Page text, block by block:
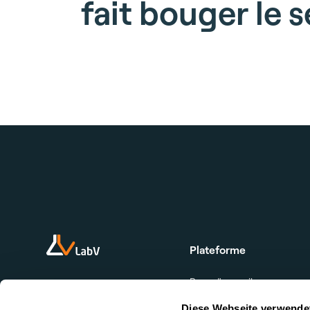
fait bouger le
Plateforme
Page d'accueil
Produit